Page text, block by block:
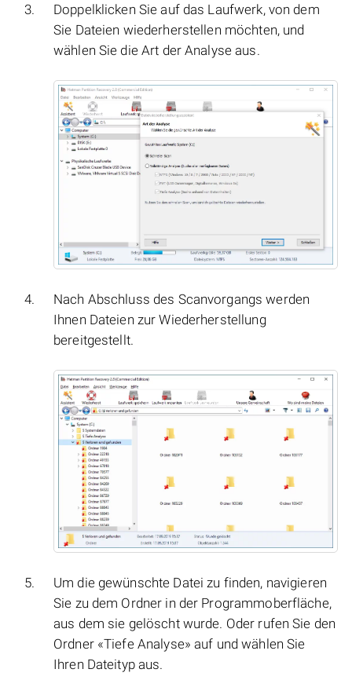
Doppelklicken Sie auf das Laufwerk, von dem
Sie Dateien wiederherstellen möchten, und
wählen Sie die Art der Analyse aus.
Nach Abschluss des Scanvorgangs werden
Ihnen Dateien zur Wiederherstellung
bereitgestellt.
Um die gewünschte Datei zu finden, navigieren
Sie zu dem Ordner in der Programmoberfläche,
aus dem sie gelöscht wurde. Oder rufen Sie den
Ordner «Tiefe Analyse» auf und wählen Sie
Ihren Dateityp aus.